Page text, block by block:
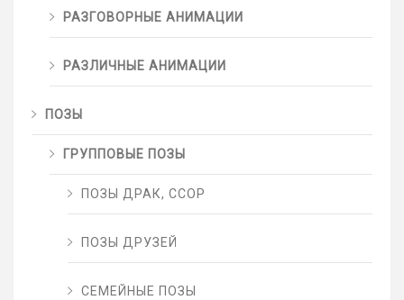
РАЗГОВОРНЫЕ АНИМАЦИИ
РАЗЛИЧНЫЕ АНИМАЦИИ
ПОЗЫ
ГРУППОВЫЕ ПОЗЫ
ПОЗЫ ДРАК, ССОР
ПОЗЫ ДРУЗЕЙ
СЕМЕЙНЫЕ ПОЗЫ